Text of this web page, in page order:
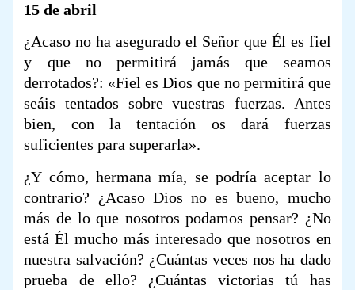
15 de abril
¿Acaso no ha asegurado el Señor que Él es fiel
y que no permitirá jamás que seamos
derrotados?: «Fiel es Dios que no permitirá que
seáis tentados sobre vuestras fuerzas. Antes
bien, con la tentación os dará fuerzas
suficientes para superarla».
¿Y cómo, hermana mía, se podría aceptar lo
contrario? ¿Acaso Dios no es bueno, mucho
más de lo que nosotros podamos pensar? ¿No
está Él mucho más interesado que nosotros en
nuestra salvación? ¿Cuántas veces nos ha dado
prueba de ello? ¿Cuántas victorias tú has